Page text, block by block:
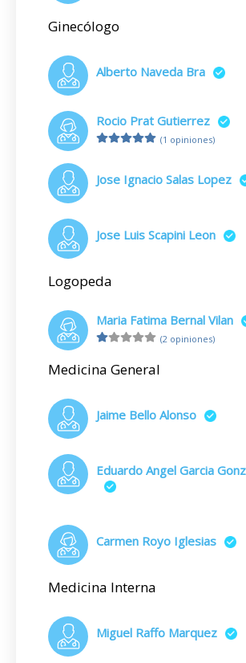
Ginecólogo
Alberto Naveda Bra
Rocio Prat Gutierrez
(1 opiniones)
Jose Ignacio Salas Lopez
Jose Luis Scapini Leon
Logopeda
Maria Fatima Bernal Vilan
(2 opiniones)
Medicina General
Jaime Bello Alonso
Eduardo Angel Garcia
Carmen Royo Iglesias
Medicina Interna
Miguel Raffo Marquez